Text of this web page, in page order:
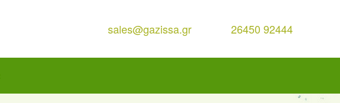
sales@gazissa.gr 26450 92444